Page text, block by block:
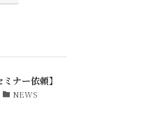
ナー依頼】
NEWS